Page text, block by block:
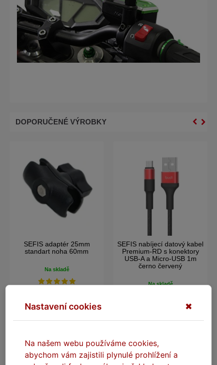
DOPORUČENÉ VÝROBKY
SEFIS adaptér 25mm
standart noha 60mm
Na skladě
DO KOŠÍKU
SEFIS nabíjecí datový kabel
Premium-RD s konektory
USB-A a Micro-USB 1m
černo červený
Na skladě
DO KOŠÍKU
PODOBNÉ A SOUVISEJÍCÍ VÝROBKY
Nastavení cookies ✖
Na našem webu používáme cookies,
abychom vám zajistili plynulé prohlížení a